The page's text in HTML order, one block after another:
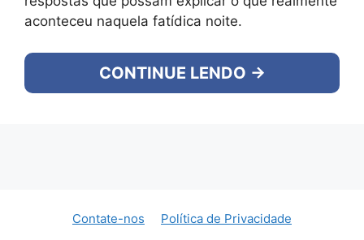
aconteceu naquela fatídica noite.
CONTINUE LENDO →
Contate-nos
Política de Privacidade